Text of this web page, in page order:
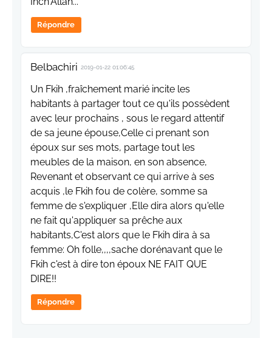
Répondre
Belbachiri 2019-01-22 01:06:45
Un Fkih ,fraîchement marié incite les
habitants à partager tout ce qu'ils possèdent
avec leur prochains , sous le regard attentif
de sa jeune épouse,Celle ci prenant son
époux sur ses mots, partage tout les
meubles de la maison, en son absence,
Revenant et observant ce qui arrive à ses
acquis ,le Fkih fou de colère, somme sa
femme de s'expliquer ,Elle dira alors qu'elle
ne fait qu'appliquer sa prêche aux
habitants,C'est alors que le Fkih dira à sa
femme: Oh folle,,,,sache dorénavant que le
Fkih c'est à dire ton époux NE FAIT QUE
DIRE!!
Répondre